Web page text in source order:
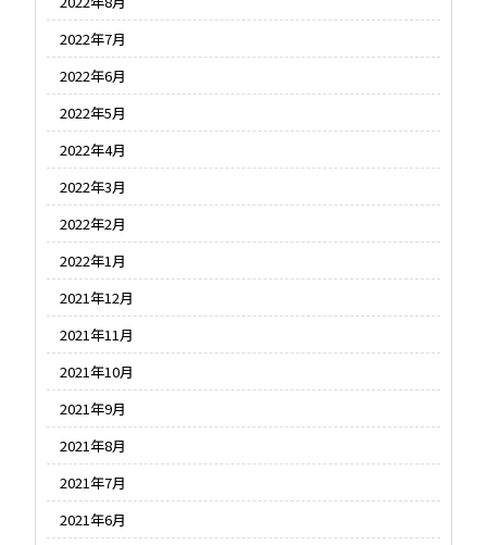
2022年7月
2022年6月
2022年5月
2022年4月
2022年3月
2022年2月
2022年1月
2021年12月
2021年11月
2021年10月
2021年9月
2021年8月
2021年7月
2021年6月